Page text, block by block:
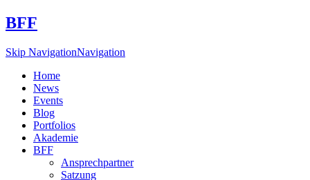
BFF
Skip NavigationNavigation
Home
News
Events
Blog
Portfolios
Akademie
BFF
Ansprechpartner
Satzung